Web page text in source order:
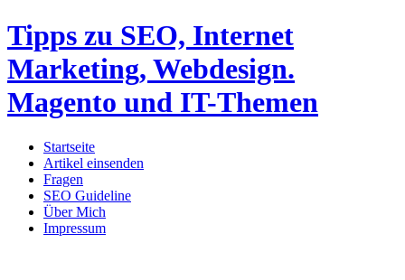
Tipps zu SEO, Internet
Marketing, Webdesign.
Magento und IT-Themen
Startseite
Artikel einsenden
Fragen
SEO Guideline
Über Mich
Impressum